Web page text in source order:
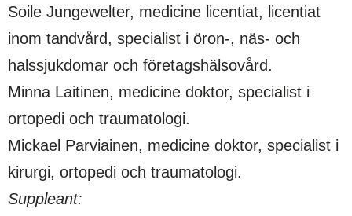
Soile Jungewelter, medicine licentiat, licentiat
inom tandvård, specialist i öron-, näs- och
halssjukdomar och företagshälsovård.
Minna Laitinen, medicine doktor, specialist i
ortopedi och traumatologi.
Mickael Parviainen, medicine doktor, specialist i
kirurgi, ortopedi och traumatologi.
Suppleant: